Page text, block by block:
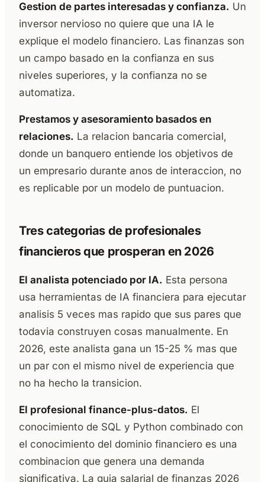
Gestion de partes interesadas y confianza. Un
inversor nervioso no quiere que una IA le
explique el modelo financiero. Las finanzas son
un campo basado en la confianza en sus
niveles superiores, y la confianza no se
automatiza.
Prestamos y asesoramiento basados en
relaciones. La relacion bancaria comercial,
donde un banquero entiende los objetivos de
un empresario durante anos de interaccion, no
es replicable por un modelo de puntuacion.
Tres categorias de profesionales
financieros que prosperan en 2026
El analista potenciado por IA. Esta persona
usa herramientas de IA financiera para ejecutar
analisis 5 veces mas rapido que sus pares que
todavia construyen cosas manualmente. En
2026, este analista gana un 15-25 % mas que
un par con el mismo nivel de experiencia que
no ha hecho la transicion.
El profesional finance-plus-datos. El
conocimiento de SQL y Python combinado con
el conocimiento del dominio financiero es una
combinacion que genera una demanda
significativa. La guia salarial de finanzas 2026